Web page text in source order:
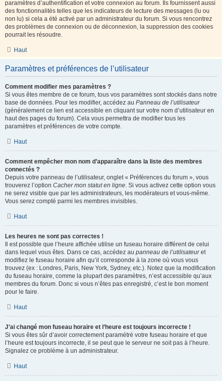
paramètres d’authentification et votre connexion au forum. Ils fournissent aussi
des fonctionnalités telles que les indicateurs de lecture des messages (lu ou
non lu) si cela a été activé par un administrateur du forum. Si vous rencontrez
des problèmes de connexion ou de déconnexion, la suppression des cookies
pourrait les résoudre.
Haut
Paramètres et préférences de l’utilisateur
Comment modifier mes paramètres ?
Si vous êtes membre de ce forum, tous vos paramètres sont stockés dans notre
base de données. Pour les modifier, accédez au Panneau de l’utilisateur
(généralement ce lien est accessible en cliquant sur votre nom d’utilisateur en
haut des pages du forum). Cela vous permettra de modifier tous les
paramètres et préférences de votre compte.
Haut
Comment empêcher mon nom d’apparaître dans la liste des membres
connectés ?
Depuis votre panneau de l’utilisateur, onglet « Préférences du forum », vous
trouverez l’option Cacher mon statut en ligne. Si vous activez cette option vous
ne serez visible que par les administrateurs, les modérateurs et vous-même.
Vous serez compté parmi les membres invisibles.
Haut
Les heures ne sont pas correctes !
Il est possible que l’heure affichée utilise un fuseau horaire différent de celui
dans lequel vous êtes. Dans ce cas, accédez au panneau de l’utilisateuret
modifiez le fuseau horaire afin qu’il corresponde à la zone où vous vous
trouvez (ex : Londres, Paris, New York, Sydney, etc.). Notez que la modification
du fuseau horaire, comme la plupart des paramètres, n’est accessible qu’aux
membres du forum. Donc si vous n’êtes pas enregistré, c’est le bon moment
pour le faire.
Haut
J’ai changé mon fuseau horaire et l’heure est toujours incorrecte !
Si vous êtes sûr d’avoir correctement paramétré votre fuseau horaire et que
l’heure est toujours incorrecte, il se peut que le serveur ne soit pas à l’heure.
Signalez ce problème à un administrateur.
Haut